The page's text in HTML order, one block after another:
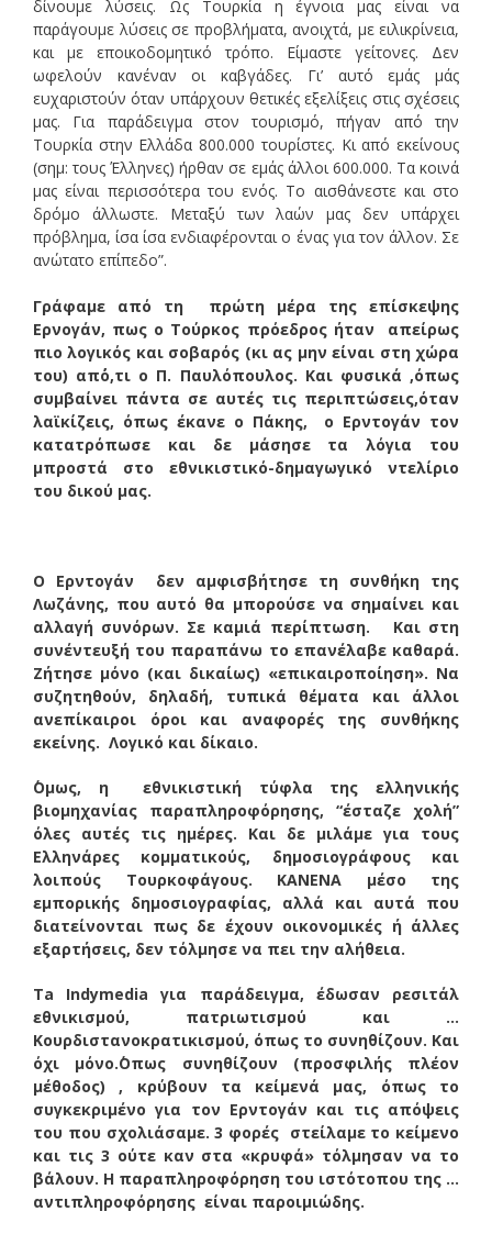
δίνουμε λύσεις. Ως Τουρκία η έγνοια μας είναι να
παράγουμε λύσεις σε προβλήματα, ανοιχτά, με ειλικρίνεια,
και με εποικοδομητικό τρόπο. Είμαστε γείτονες. Δεν
ωφελούν κανέναν οι καβγάδες. Γι’ αυτό εμάς μάς
ευχαριστούν όταν υπάρχουν θετικές εξελίξεις στις σχέσεις
μας. Για παράδειγμα στον τουρισμό, πήγαν από την
Τουρκία στην Ελλάδα 800.000 τουρίστες. Κι από εκείνους
(σημ: τους Έλληνες) ήρθαν σε εμάς άλλοι 600.000. Τα κοινά
μας είναι περισσότερα του ενός. Το αισθάνεστε και στο
δρόμο άλλωστε. Μεταξύ των λαών μας δεν υπάρχει
πρόβλημα, ίσα ίσα ενδιαφέρονται ο ένας για τον άλλον. Σε
ανώτατο επίπεδο”.
Γράφαμε από τη πρώτη μέρα της επίσκεψης
Ερνογάν, πως ο Τούρκος πρόεδρος ήταν απείρως
πιο λογικός και σοβαρός (κι ας μην είναι στη χώρα
του) απ΄ό,τι ο Π. Παυλόπουλος. Και φυσικά ,όπως
συμβαίνει πάντα σε αυτές τις περιπτώσεις,όταν
λαϊκίζεις, όπως έκανε ο Πάκης, ο Ερντογάν τον
κατατρόπωσε και δε μάσησε τα λόγια του
μπροστά στο εθνικιστικό-δημαγωγικό ντελίριο
του δικού μας.
Ο Ερντογάν δεν αμφισβήτησε τη συνθήκη της
Λωζάνης, που αυτό θα μπορούσε να σημαίνει και
αλλαγή συνόρων. Σε καμιά περίπτωση. Και στη
συνέντευξή του παραπάνω το επανέλαβε καθαρά.
Ζήτησε μόνο (και δικαίως) «επικαιροποίηση». Να
συζητηθούν, δηλαδή, τυπικά θέματα και άλλοι
ανεπίκαιροι όροι και αναφορές της συνθήκης
εκείνης. Λογικό και δίκαιο.
΄Ομως, η εθνικιστική τύφλα της ελληνικής
βιομηχανίας παραπληροφόρησης, “έσταζε χολή”
όλες αυτές τις ημέρες. Και δε μιλάμε για τους
Ελληνάρες κομματικούς, δημοσιογράφους και
λοιπούς Τουρκοφάγους. ΚΑΝΕΝΑ μέσο της
εμπορικής δημοσιογραφίας, αλλά και αυτά που
διατείνονται πως δε έχουν οικονομικές ή άλλες
εξαρτήσεις, δεν τόλμησε να πει την αλήθεια.
Τa Indymedia για παράδειγμα, έδωσαν ρεσιτάλ
εθνικισμού, πατριωτισμού και …
Κουρδιστανοκρατικισμού, όπως το συνηθίζουν. Και
όχι μόνο.΄Οπως συνηθίζουν (προσφιλής πλέον
μέθοδος) , κρύβουν τα κείμενά μας, όπως το
συγκεκριμένο για τον Ερντογάν και τις απόψεις
του που σχολιάσαμε. 3 φορές στείλαμε το κείμενο
και τις 3 ούτε καν στα «κρυφά» τόλμησαν να το
βάλουν. Η παραπληροφόρηση του ιστότοπου της …
αντιπληροφόρησης είναι παροιμιώδης.